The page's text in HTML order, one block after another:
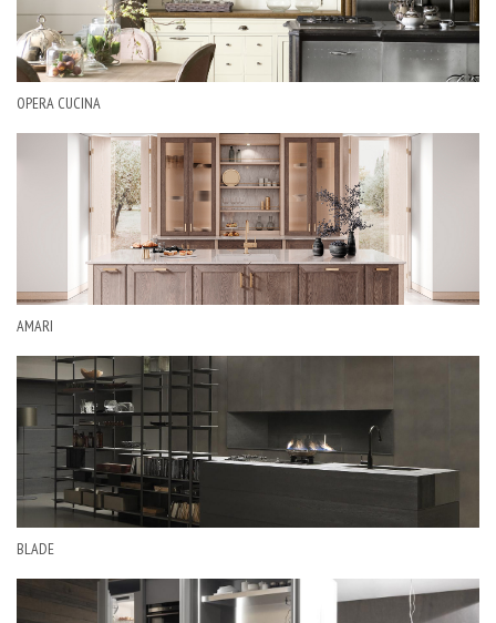
OPERA CUCINA
AMARI
BLADE